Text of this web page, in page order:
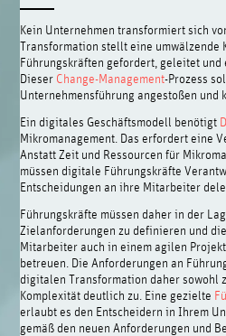
Kein Unternehmen transformiert sich
Transformation stellt eine umwälzende
Führungskräften gefordert, geleitet und
Dieser Change-Management-Prozess
Unternehmensführung angestoßen und
Ein digitales Geschäftsmodell benötigt
Mikromanagement. Das erfordert eine
Anstatt Zeit und Ressourcen für
müssen digitale Führungskräfte
Entscheidungen an ihre Mitarbeiter
Führungskräfte müssen daher in der
Zielanforderungen zu definieren und
Mitarbeiter auch in einem agilen
betreuen. Die Anforderungen an
digitalen Transformation daher sowohl
Komplexität deutlich zu. Eine gezielte
erlaubt es den Entscheidern in Ihrem
gemäß den neuen Anforderungen und